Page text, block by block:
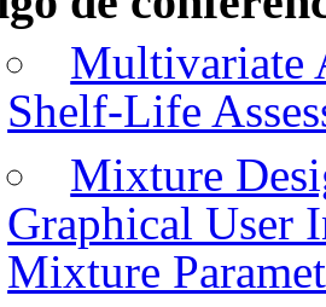
Multivariate
Shelf-Life
Mixture
Graphical User
Mixture